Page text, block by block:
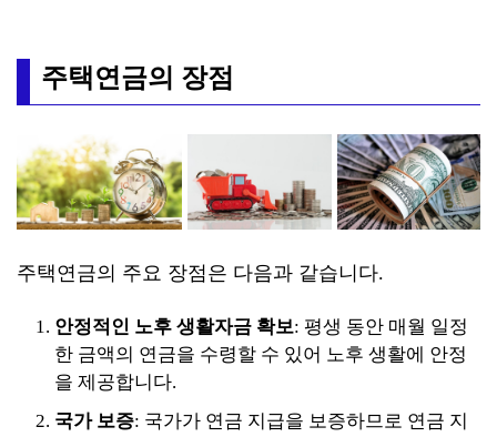
주택연금의 장점
주택연금의 주요 장점은 다음과 같습니다.
안정적인 노후 생활자금 확보: 평생 동안 매월 일정
한 금액의 연금을 수령할 수 있어 노후 생활에 안정
을 제공합니다.
국가 보증: 국가가 연금 지급을 보증하므로 연금 지